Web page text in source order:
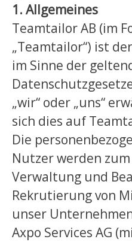
1. Allgemeines
Teamtailor AB (im
„Teamtailor“) ist
im Sinne der
„wir“ oder „uns“
sich dies auf
Die
Nutzer werden
Verwaltung und
Rekrutierung von
unser
Axpo Services AG